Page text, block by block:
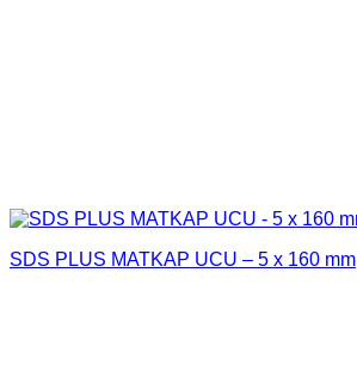
SDS PLUS MATKAP UCU – 5 x 160 mm